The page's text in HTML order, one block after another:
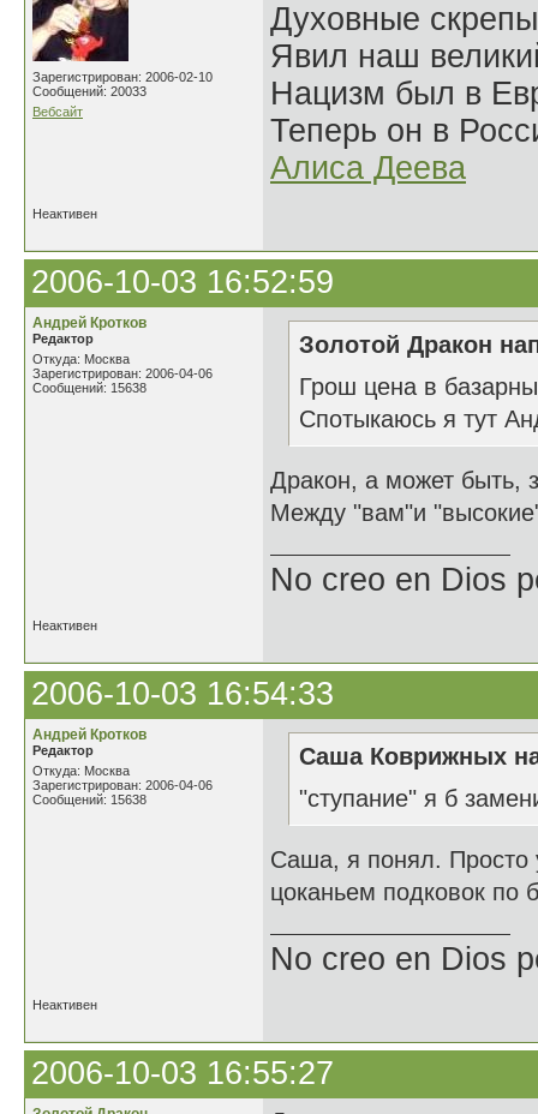
Зарегистрирован: 2006-02-10
Сообщений: 20033
Вебсайт
Духовные
Явил наш
Нацизм был в
Теперь он в
Алиса Деева
Неактивен
2006-10-03 16:52:59
Андрей Кротков
Редактор
Откуда: Москва
Зарегистрирован: 2006-04-06
Сообщений: 15638
Золотой Дракон
Грош цена в
Спотыкаюсь я тут
Дракон, а может быть,
Между "вам"и
No creo en Dios
Неактивен
2006-10-03 16:54:33
Андрей Кротков
Редактор
Откуда: Москва
Зарегистрирован: 2006-04-06
Сообщений: 15638
Саша Коврижных
"ступание" я б
Саша, я понял. Просто
цоканьем подковок по
No creo en Dios
Неактивен
2006-10-03 16:55:27